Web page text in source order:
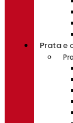
Prata e